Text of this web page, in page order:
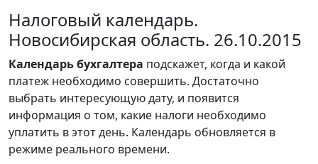
Налоговый календарь.
Новосибирская область. 26.10.2015
Календарьбухгалтера подскажет, когда и какой
платеж необходимо совершить. Достаточно
выбрать интересующую дату, и появится
информация о том, какие налоги необходимо
уплатить в этот день. Календарь обновляется в
режиме реального времени.